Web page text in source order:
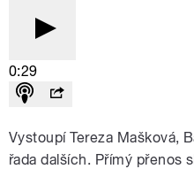
0:29
Vystoupí Tereza Mašková,
řada dalších. Přímý přenos